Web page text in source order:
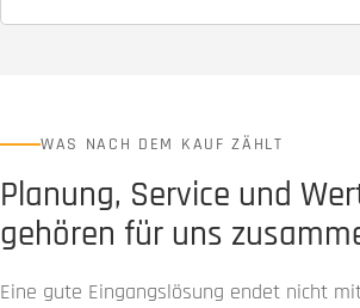
WAS NACH DEM KAUF ZÄHLT
Planung, Service und
gehören für uns
Eine gute Eingangslösung endet nicht